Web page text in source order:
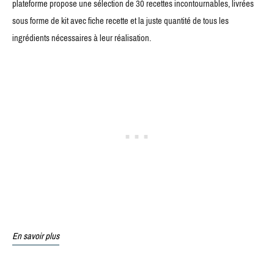
sous forme de kit avec fiche recette et la juste quantité de tous les
ingrédients nécessaires à leur réalisation.
En savoir plus